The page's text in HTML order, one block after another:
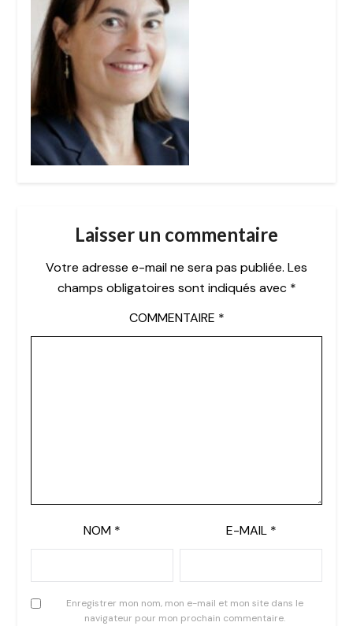
Laisser un commentaire
Votre adresse e-mail ne sera pas publiée. Les
champs obligatoires sont indiqués avec *
COMMENTAIRE *
NOM * E-MAIL *
Enregistrer mon nom, mon e-mail et mon site dans le
navigateur pour mon prochain commentaire.